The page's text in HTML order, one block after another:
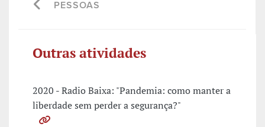
PESSOAS
Outras atividades
2020 - Radio Baixa: "Pandemia: como manter a
liberdade sem perder a segurança?"